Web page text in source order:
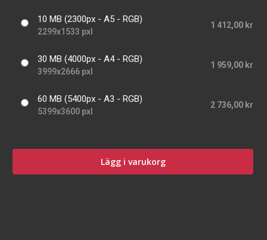
10 MB (2300px - A5 - RGB)
2299x1533 pxl
1 412,00 kr
30 MB (4000px - A4 - RGB)
3999x2666 pxl
1 959,00 kr
60 MB (5400px - A3 - RGB)
5399x3600 pxl
2 736,00 kr
Lägg i varukorg